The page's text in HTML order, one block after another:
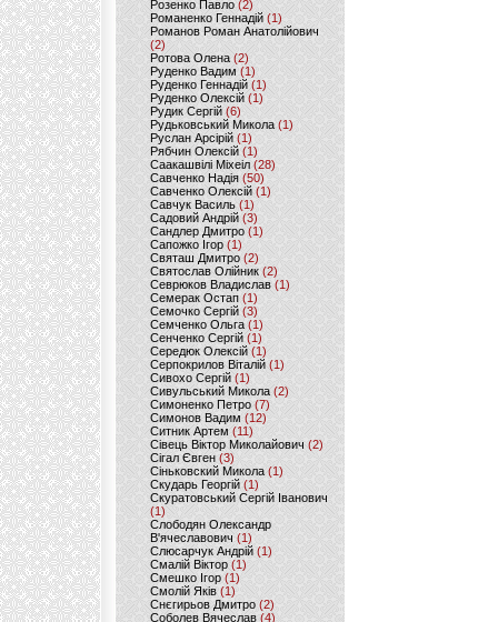
Розенко Павло (2)
Романенко Геннадій (1)
Романов Роман Анатолійович
(2)
Ротова Олена(2)
Руденко Вадим (1)
Руденко Геннадій (1)
Руденко Олексій(1)
Рудик Сергій(6)
Рудьковський Микола (1)
Руслан Арсірій(1)
Рябчин Олексій (1)
Саакашвілі Міхеіл(28)
Савченко Надія (50)
Савченко Олексій(1)
Савчук Василь (1)
Садовий Андрій (3)
Сандлер Дмитро(1)
Сапожко Ігор(1)
Святаш Дмитро (2)
Святослав Олійник (2)
Севрюков Владислав (1)
Семерак Остап (1)
Семочко Сергій (3)
Семченко Ольга (1)
Сенченко Сергій(1)
Середюк Олексій(1)
Серпокрилов Віталій(1)
Сивохо Сергій(1)
Сивульський Микола(2)
Симоненко Петро(7)
Симонов Вадим (12)
Ситник Артем(11)
Сівець Віктор Миколайович(2)
Сігал Євген (3)
Сіньковский Микола(1)
Скударь Георгій (1)
Скуратовський Сергій Іванович
(1)
Слободян Олександр
В'ячеславович(1)
Слюсарчук Андрій(1)
Смалій Віктор (1)
Смешко Ігор (1)
Смолій Яків (1)
Снєгирьов Дмитро (2)
Соболев Вячеслав (4)